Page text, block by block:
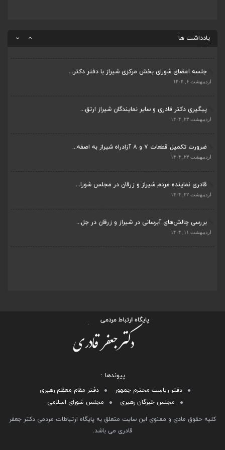
یادداشت ها
اردیبهشت ۶, ۱۴۰۴
اردیبهشت ۲۳, ۱۴۰۴
اردیبهشت ۲۳, ۱۴۰۴
اردیبهشت ۲۲, ۱۴۰۴
پیوندها
دفتر ریاست محترم جمهور
دفتر مقام معظم رهبری
مجلس خبرگان رهبری
مجلس شورای اسلامی
کلیه حقوق مادی و معنوی این سایت متعلق به پایگاه ارتباطات مردمی دکتر جعفر
قادری می باشد.